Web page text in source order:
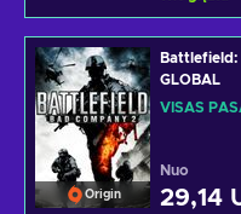
Origin
Battlefield:
GLOBAL
VISAS
Nuo
29,14